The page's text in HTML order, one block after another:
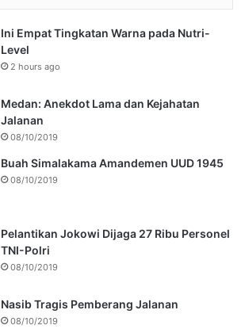
Ini Empat Tingkatan Warna pada Nutri-
Level
2 hours ago
Medan: Anekdot Lama dan Kejahatan
Jalanan
08/10/2019
Buah Simalakama Amandemen UUD 1945
08/10/2019
Pelantikan Jokowi Dijaga 27 Ribu Personel
TNI-Polri
08/10/2019
Nasib Tragis Pemberang Jalanan
08/10/2019